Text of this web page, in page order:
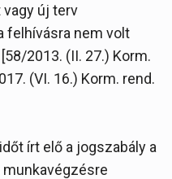
új terv
felhívásra nem volt
2013. (II. 27.) Korm.
(VI. 16.) Korm. rend.
írt elő a jogszabály a